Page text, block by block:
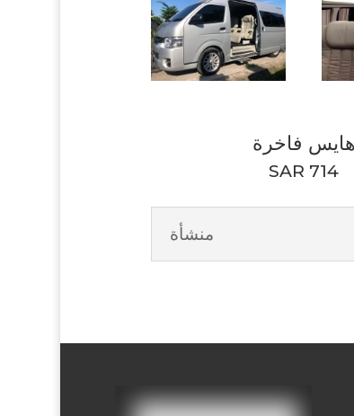
هايس فاخرة
SAR 714
منشأة